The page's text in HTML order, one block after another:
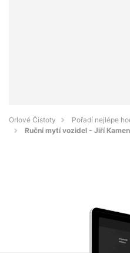
Orlové Čistoty
Pořadí nejlépe
Ruční mytí vozidel - Jiří